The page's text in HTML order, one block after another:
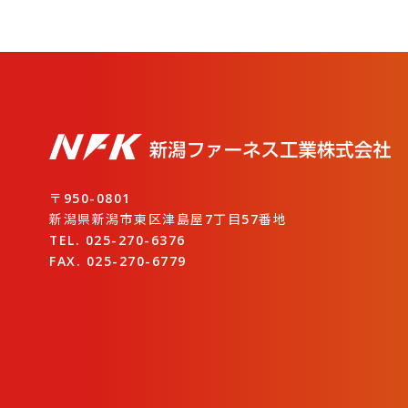
〒950-0801
新潟県新潟市東区津島屋7丁目57番地
TEL. 025-270-6376
FAX. 025-270-6779